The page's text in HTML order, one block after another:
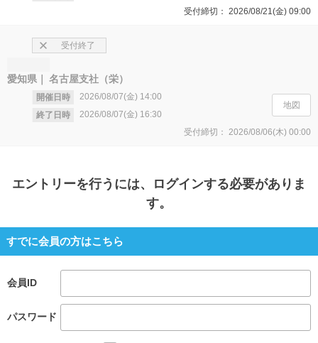
受付締切： 2026/08/21(金) 09:00
愛知県 名古屋支社（栄）
開催日時 2026/08/07(金) 14:00
終了日時
2026/08/07(金) 16:30
受付終了
受付締切： 2026/08/06(木) 00:00
地図
エントリーを行うには、ログインする必要がありま
す。
すでに会員の方はこちら
会員ID
パスワード